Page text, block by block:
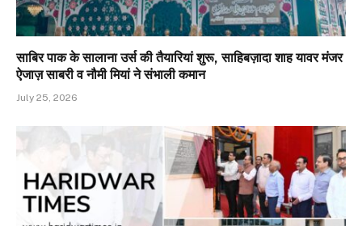
साबिर पाक के सालाना उर्स की तैयारियां शुरू, साहिबज़ादा शाह यावर मंजर
ऐजाज़ साबरी व नौमी मियां ने संभाली कमान
July 25, 2026